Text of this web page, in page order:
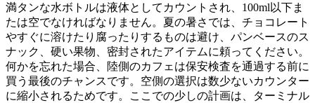
満タンな水ボトルは液体としてカウントされ、100ml以下ま
たは空でなければなりません。夏の暑さでは、チョコレート
やすぐに溶けたり腐ったりするものは避け、パンベースのス
ナック、硬い果物、密封されたアイテムに頼ってください。
何かを忘れた場合、陸側のカフェは保安検査を通過する前に
買う最後のチャンスです。空側の選択は数少ないカウンター
に縮小されるためです。ここでの少しの計画は、ターミナル